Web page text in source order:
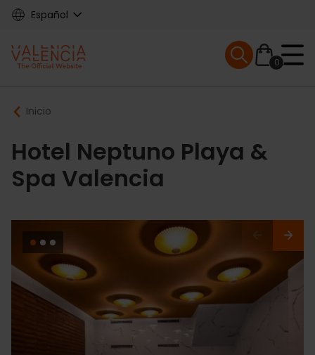
Skip
content
Español
Main
navigation
0
Mobile menu
Breadcrumb
Inicio
Hotel Neptuno Playa &
Spa Valencia